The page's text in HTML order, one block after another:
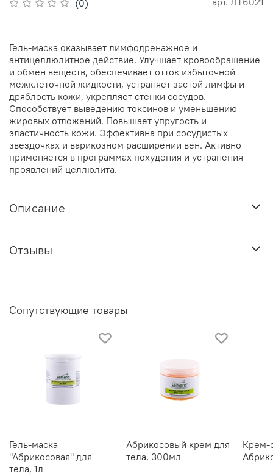
(0)
Гель-маска оказывает лимфодренажное и
антицеллюлитное действие. Улучшает кровообращение
и обмен веществ, обеспечивает отток избыточной
межклеточной жидкости, устраняет застой лимфы и
дряблость кожи, укрепляет стенки сосудов.
Способствует выведению токсинов и уменьшению
жировых отложений. Повышает упругость и
эластичность кожи. Эффективна при сосудистых
звездочках и варикозном расширении вен. Активно
применяется в программах похудения и устранения
проявлений целлюлита.
Описание
Отзывы
Сопутствующие товары
Гель-маска
"Абрикосовая" для
тела, 1л
Абрикосовый крем для
тела, 300мл
Крем-